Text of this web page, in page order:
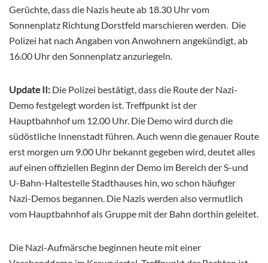
Gerüchte, dass die Nazis heute ab 18.30 Uhr vom
Sonnenplatz Richtung Dorstfeld marschieren werden. Die
Polizei hat nach Angaben von Anwohnern angekündigt, ab
16.00 Uhr den Sonnenplatz anzuriegeln.
Update II: Die Polizei bestätigt, dass die Route der Nazi-
Demo festgelegt worden ist. Treffpunkt ist der
Hauptbahnhof um 12.00 Uhr. Die Demo wird durch die
südöstliche Innenstadt führen. Auch wenn die genauer Route
erst morgen um 9.00 Uhr bekannt gegeben wird, deutet alles
auf einen offiziellen Beginn der Demo im Bereich der S-und
U-Bahn-Haltestelle Stadthauses hin, wo schon häufiger
Nazi-Demos begannen. Die Nazis werden also vermutlich
vom Hauptbahnhof als Gruppe mit der Bahn dorthin geleitet.
Die Nazi-Aufmärsche beginnen heute mit einer